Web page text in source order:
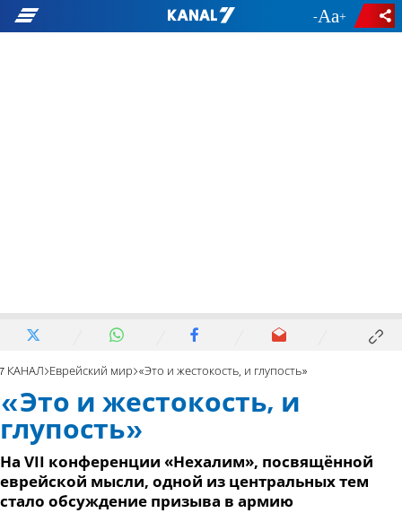
- +
7 КАНАЛ Еврейский мир «Это и жестокость, и глупость»
«Это и жестокость, и
глупость»
На VII конференции «Нехалим», посвящённой
еврейской мысли, одной из центральных тем
стало обсуждение призыва в армию